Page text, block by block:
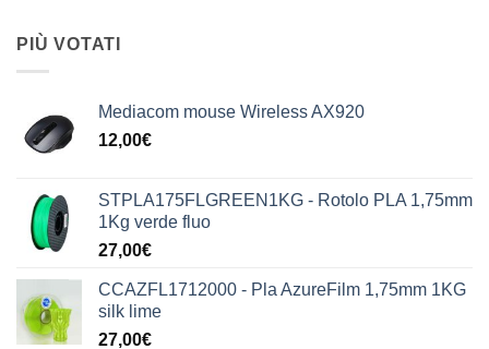
PIÙ VOTATI
Mediacom mouse Wireless AX920
12,00€
STPLA175FLGREEN1KG - Rotolo PLA 1,75mm
1Kg verde fluo
27,00€
CCAZFL1712000 - Pla AzureFilm 1,75mm 1KG
silk lime
27,00€